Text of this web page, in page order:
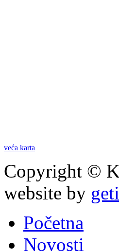
veća karta
Copyright ©
website by
Početna
Novosti